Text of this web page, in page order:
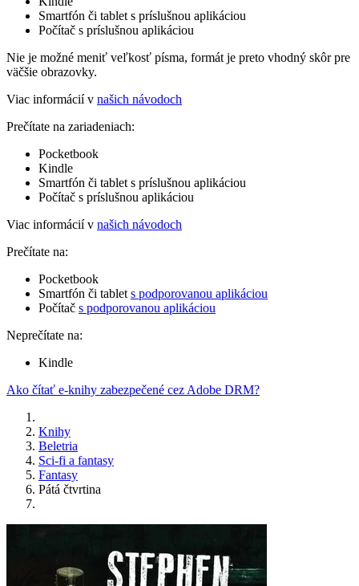
Smartfón či tablet s príslušnou aplikáciou
Počítač s príslušnou aplikáciou
Nie je možné meniť veľkosť písma, formát je preto vhodný skôr pre
väčšie obrazovky.
Viac informácií v našich návodoch
Prečítate na zariadeniach:
Pocketbook
Kindle
Smartfón či tablet s príslušnou aplikáciou
Počítač s príslušnou aplikáciou
Viac informácií v našich návodoch
Prečítate na:
Pocketbook
Smartfón či tablet s podporovanou aplikáciou
Počítač s podporovanou aplikáciou
Neprečítate na:
Kindle
Ako čítať e-knihy zabezpečené cez Adobe DRM?
Knihy
Beletria
Sci-fi a fantasy
Fantasy
Pátá čtvrtina